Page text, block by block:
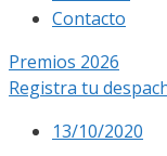
Contacto
Premios 2026
Registra tu
13/10/2020